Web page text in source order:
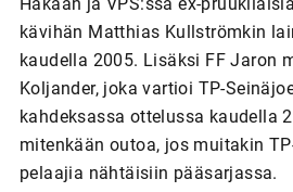
kävihän Matthias Kullströmkin
kaudella 2005. Lisäksi FF Jaron
Koljander, joka vartioi TP-
kahdeksassa ottelussa kaudella
mitenkään outoa, jos muitakin
pelaajia nähtäisiin pääsarjassa.